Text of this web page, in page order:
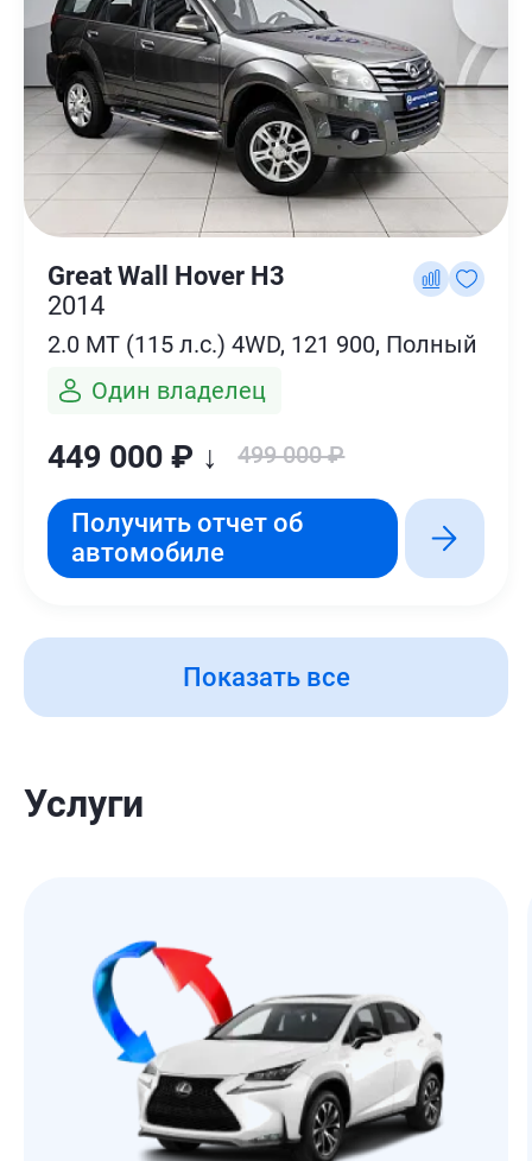
Great Wall Hover H3
2014
2.0 MT (115 л.с.) 4WD, 121 900, Полный
Один владелец
449 000 ₽ ↓ 499 000 ₽
Получить отчет об
автомобиле
Показать все
Услуги